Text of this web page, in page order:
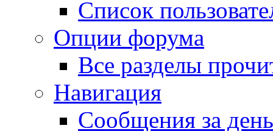
Список
Опции форума
Все разделы
Навигация
Сообщения за день